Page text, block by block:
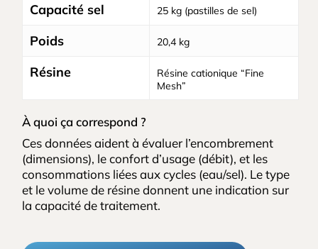
Capacité sel 25 kg (pastilles de sel)
Poids 20,4 kg
Résine
Résine cationique “Fine
Mesh”
À quoi ça correspond ?
Ces données aident à évaluer l’encombrement
(dimensions), le confort d’usage (débit), et les
consommations liées aux cycles (eau/sel). Le type
et le volume de résine donnent une indication sur
la capacité de traitement.